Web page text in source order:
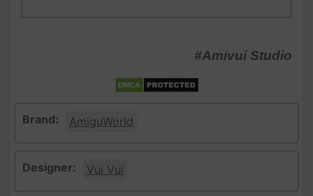
#Amivui Studio
Brand: AmiguWorld
Designer: Vui Vui